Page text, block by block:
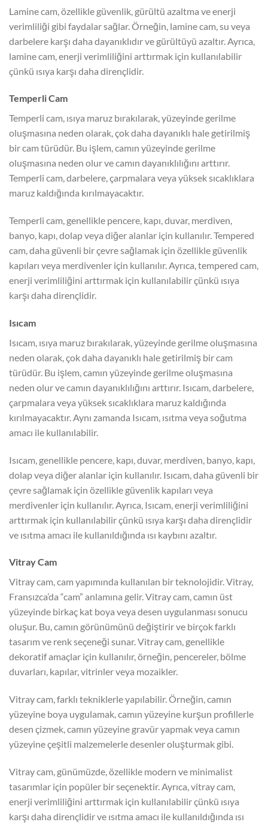
Lamine cam, özellikle güvenlik, gürültü azaltma ve enerji
verimliliği gibi faydalar sağlar. Örneğin, lamine cam, su veya
darbelere karşı daha dayanıklıdır ve gürültüyü azaltır. Ayrıca,
lamine cam, enerji verimliliğini arttırmak için kullanılabilir
çünkü ısıya karşı daha dirençlidir.
Temperli Cam
Temperli cam, ısıya maruz bırakılarak, yüzeyinde gerilme
oluşmasına neden olarak, çok daha dayanıklı hale getirilmiş
bir cam türüdür. Bu işlem, camın yüzeyinde gerilme
oluşmasına neden olur ve camın dayanıklılığını arttırır.
Temperli cam, darbelere, çarpmalara veya yüksek sıcaklıklara
maruz kaldığında kırılmayacaktır.
Temperli cam, genellikle pencere, kapı, duvar, merdiven,
banyo, kapı, dolap veya diğer alanlar için kullanılır. Tempered
cam, daha güvenli bir çevre sağlamak için özellikle güvenlik
kapıları veya merdivenler için kullanılır. Ayrıca, tempered cam,
enerji verimliliğini arttırmak için kullanılabilir çünkü ısıya
karşı daha dirençlidir.
Isıcam
Isıcam, ısıya maruz bırakılarak, yüzeyinde gerilme oluşmasına
neden olarak, çok daha dayanıklı hale getirilmiş bir cam
türüdür. Bu işlem, camın yüzeyinde gerilme oluşmasına
neden olur ve camın dayanıklılığını arttırır. Isıcam, darbelere,
çarpmalara veya yüksek sıcaklıklara maruz kaldığında
kırılmayacaktır. Aynı zamanda Isıcam, ısıtma veya soğutma
amacı ile kullanılabilir.
Isıcam, genellikle pencere, kapı, duvar, merdiven, banyo, kapı,
dolap veya diğer alanlar için kullanılır. Isıcam, daha güvenli bir
çevre sağlamak için özellikle güvenlik kapıları veya
merdivenler için kullanılır. Ayrıca, Isıcam, enerji verimliliğini
arttırmak için kullanılabilir çünkü ısıya karşı daha dirençlidir
ve ısıtma amacı ile kullanıldığında ısı kaybını azaltır.
Vitray Cam
Vitray cam, cam yapımında kullanılan bir teknolojidir. Vitray,
Fransızca’da “cam” anlamına gelir. Vitray cam, camın üst
yüzeyinde birkaç kat boya veya desen uygulanması sonucu
oluşur. Bu, camın görünümünü değiştirir ve birçok farklı
tasarım ve renk seçeneği sunar. Vitray cam, genellikle
dekoratif amaçlar için kullanılır, örneğin, pencereler, bölme
duvarları, kapılar, vitrinler veya mozaikler.
Vitray cam, farklı tekniklerle yapılabilir. Örneğin, camın
yüzeyine boya uygulamak, camın yüzeyine kurşun profillerle
desen çizmek, camın yüzeyine gravür yapmak veya camın
yüzeyine çeşitli malzemelerle desenler oluşturmak gibi.
Vitray cam, günümüzde, özellikle modern ve minimalist
tasarımlar için popüler bir seçenektir. Ayrıca, vitray cam,
enerji verimliliğini arttırmak için kullanılabilir çünkü ısıya
karşı daha dirençlidir ve ısıtma amacı ile kullanıldığında ısı